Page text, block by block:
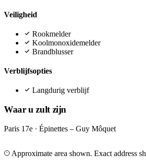
Veiligheid
Rookmelder
Koolmonoxidemelder
Brandblusser
Verblijfsopties
Langdurig verblijf
Waar u zult zijn
Paris 17e · Épinettes – Guy Môquet
+
Approximate area shown. Exact address